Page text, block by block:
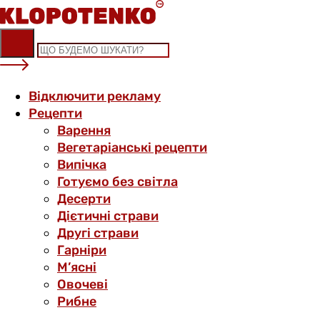
Skip
to
content
Відключити рекламу
Рецепти
Варення
Вегетаріанські рецепти
Випічка
Готуємо без світла
Десерти
Дієтичні страви
Другі страви
Гарніри
М’ясні
Овочеві
Рибне